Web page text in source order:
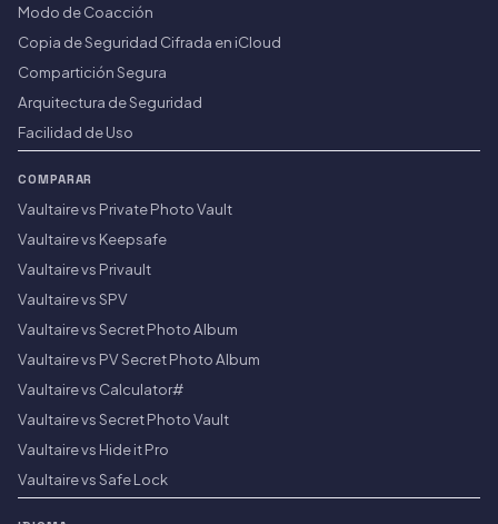
Modo de Coacción
Copia de Seguridad Cifrada en iCloud
Compartición Segura
Arquitectura de Seguridad
Facilidad de Uso
COMPARAR
Vaultaire vs Private Photo Vault
Vaultaire vs Keepsafe
Vaultaire vs Privault
Vaultaire vs SPV
Vaultaire vs Secret Photo Album
Vaultaire vs PV Secret Photo Album
Vaultaire vs Calculator#
Vaultaire vs Secret Photo Vault
Vaultaire vs Hide it Pro
Vaultaire vs Safe Lock